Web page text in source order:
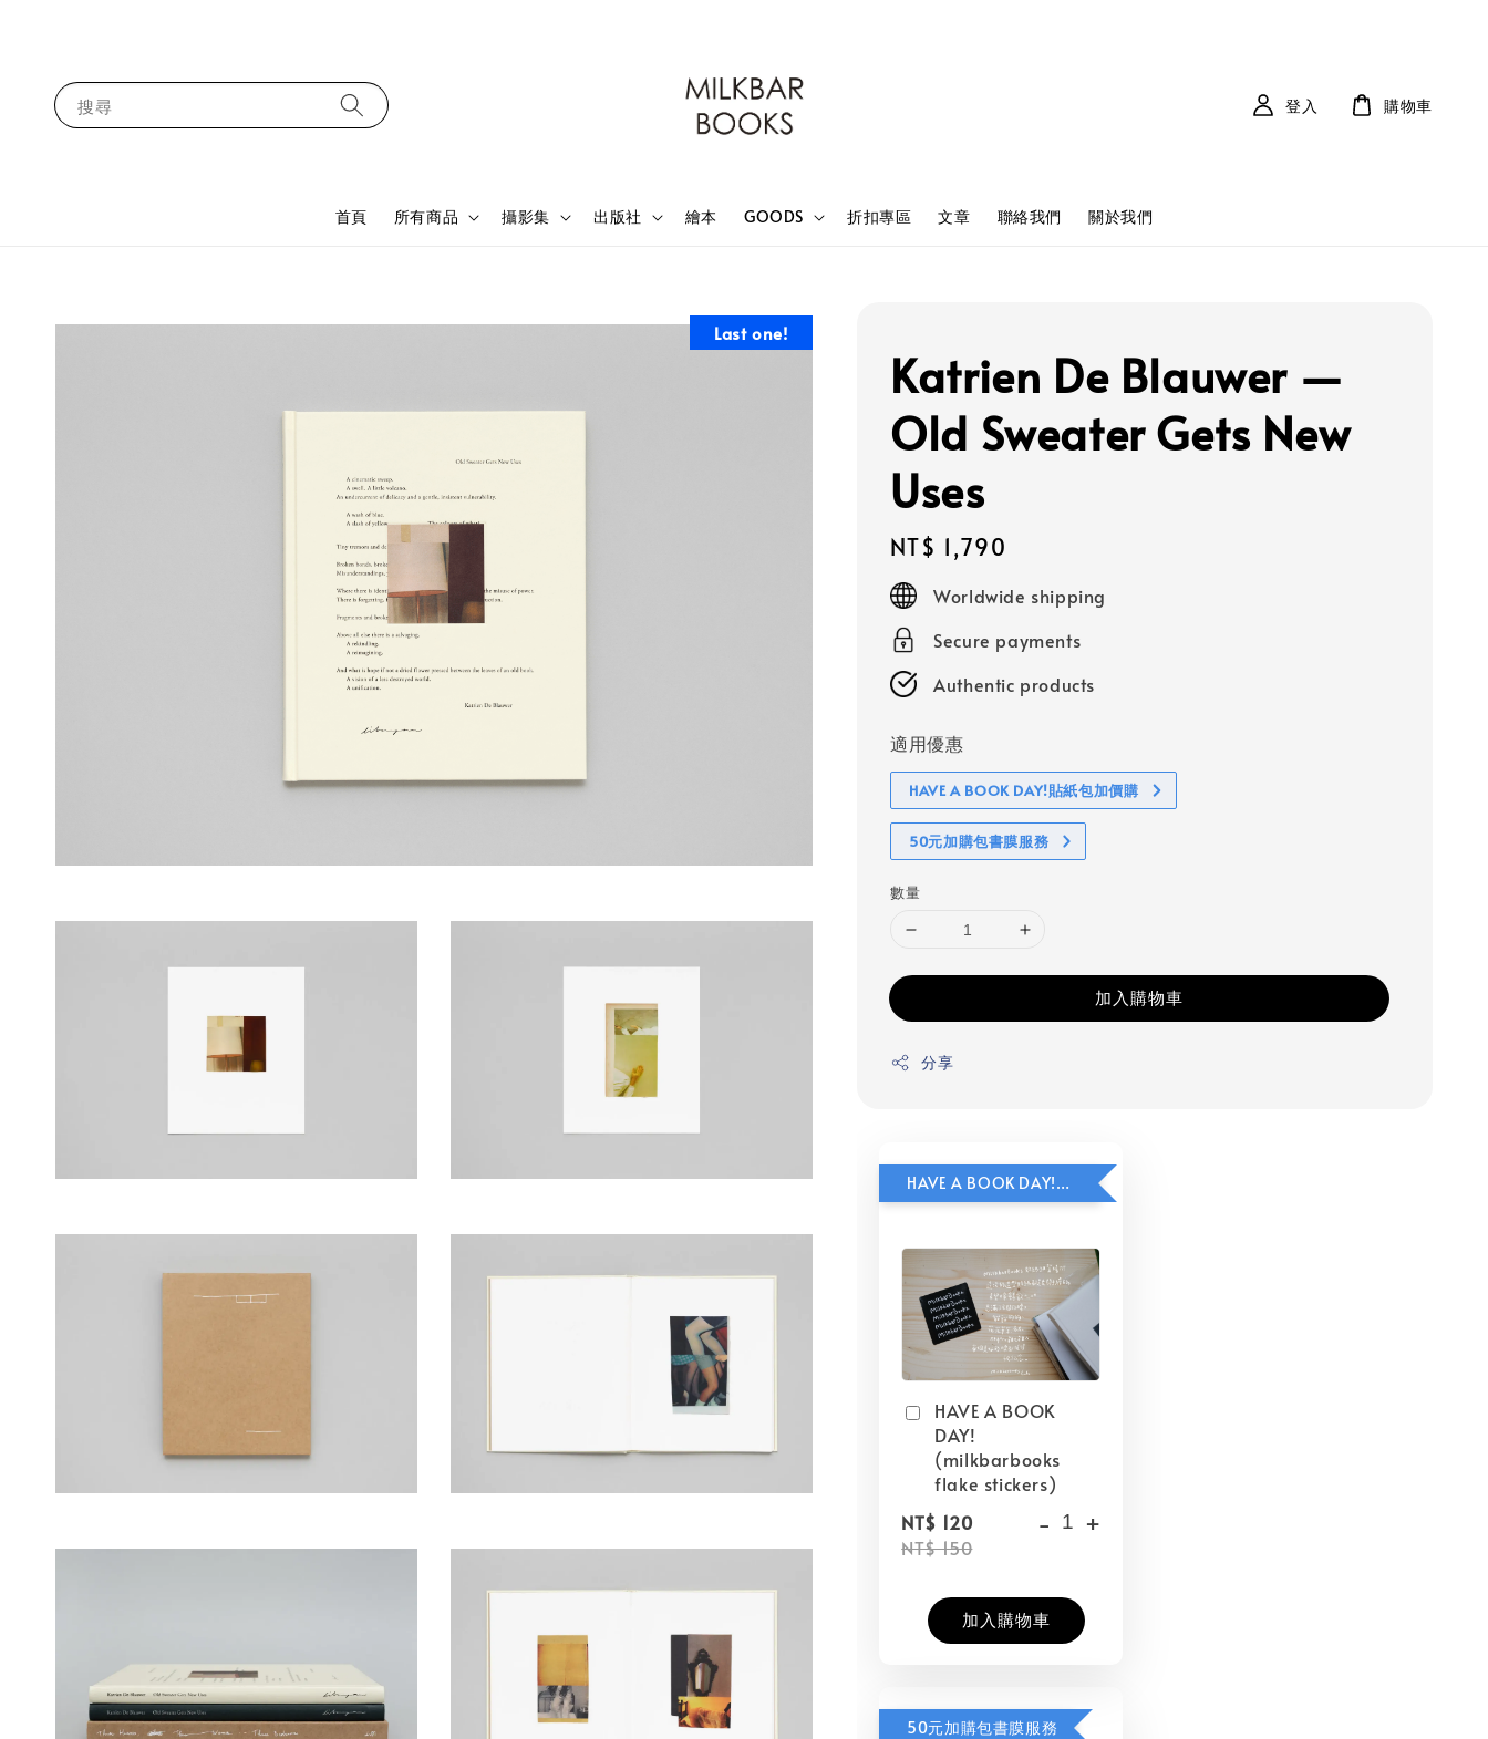
搜尋
首頁 所有商品 攝影集 出版社 繪本 GOODS 折扣專區 文章 聯絡我們 關於我們
登入 購物車
Last one!
Katrien De Blauwer —
Old Sweater Gets New
Uses
Regular
price
NT$ 1,790
Worldwide shipping
Secure payments
Authentic products
適用優惠
HAVE A BOOK DAY!貼紙包加價購
50元加購包書膜服務
數量
加入購物車
分享
HAVE A BOOK DAY!貼紙包加價購
HAVE A BOOK
DAY!
(milkbarbooks
flake stickers)
NT$ 120
NT$ 150
- +
加入購物車
50元加購包書膜服務